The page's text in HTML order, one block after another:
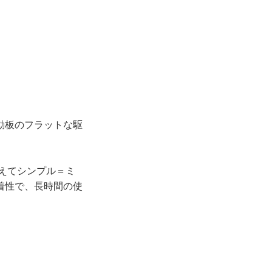
のフラットな駆
シンプル＝ミ
性で、長時間の使